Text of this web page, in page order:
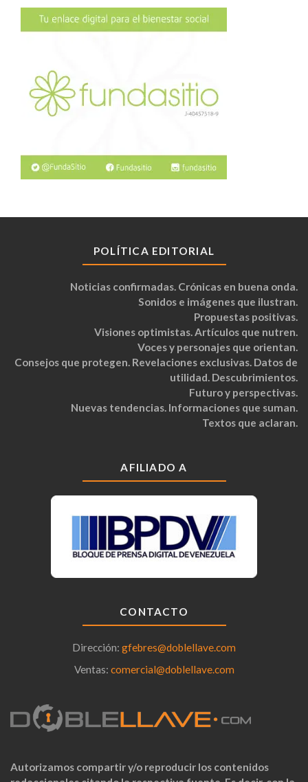
POLÍTICA EDITORIAL
Noticias confirmadas. Crónicas en buena onda.
Sonidos e imágenes que ilustran.
Propuestas positivas.
Visiones optimistas. Artículos que nutren.
Voces y personajes que orientan.
Consejos que protegen. Revelaciones exclusivas. Datos de
utilidad. Descubrimientos.
Futuro y perspectivas.
Nuevas tendencias. Informaciones que suman.
Textos que aclaran.
AFILIADO A
CONTACTO
Dirección: gfebres@doblellave.com
Ventas: comercial@doblellave.com
Autorizamos compartir y/o reproducir los contenidos